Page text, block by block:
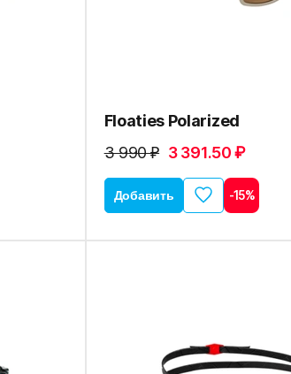
Floaties Polarized
3 990 ₽ 3 391.50 ₽
Добавить -15%